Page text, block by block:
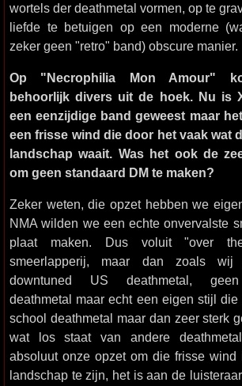
wortels der deathmetal vormen, op te
liefde te betuigen op een moderne
zeker geen "retro" band) obscure manier.
Op "Necrophilia Mon Amour"
behoorlijk divers uit de hoek. Nu is
een eenzijdige band geweest maar
een frisse wind die door het vaak wat
landschap waait. Was het ook de
om geen standaard DM te maken?
Zeker weten, die opzet hebben we
NMA wilden we een echte onvervalste
plaat maken. Dus voluit "over
smeerlapperij, maar dan zoals
downtuned US deathmetal, geen
deathmetal maar echt een eigen stijl
school deathmetal maar dan zeer sterk
wat los staat van andere
absoluut onze opzet om die frisse wind
landschap te zijn, het is aan de